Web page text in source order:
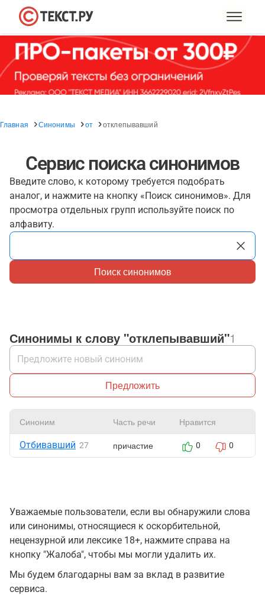
Главная Синонимы от отклепывавший
Сервис поиска синонимов
Введите слово, к которому требуется подобрать
аналог, и нажмите на кнопку «Поиск синонимов». Для
просмотра отдельных групп используйте поиск по
алфавиту.
Поиск синонимов
Синонимы к слову "отклепывавший"1
Предложить
Синоним Часть речи Нравится
Отбивавший 27 причастие 0 0
Уважаемые пользователи, если вы обнаружили слова
или синонимы, относящиеся к оскорбительной,
нецензурной или лексике 18+, нажмите справа на
кнопку "Жалоба", чтобы мы могли удалить их.
Мы будем благодарны вам за вклад в развитие
сервиса.